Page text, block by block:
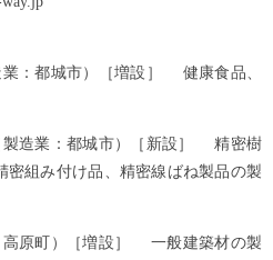
：都城市）［増設］ 健康食品、
製造業：都城市）［新設］ 精密樹
密組み付け品、精密線ばね製品の製
高原町）［増設］ 一般建築材の製